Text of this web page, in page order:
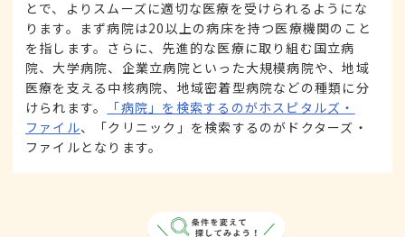
とで、よりスムーズに適切な医療を受けられるようにな
ります。まず病院は20以上の病床を持つ医療機関のこと
を指します。さらに、先進的な医療に取り組む国立病
院、大学病院、企業立病院といった大規模病院や、地域
医療を支える中核病院、地域密着型病院などの種類に分
けられます。
「病院」を検索するのがホスピタルズ・
ファイル、「クリニック」を検索するのがドクターズ・
ファイルとなります。